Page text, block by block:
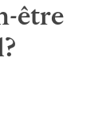
être